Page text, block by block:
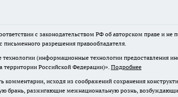
с законодательством РФ об авторском праве и
письменного разрешения правообладателя.
(информационные технологии предоставления
территории Российской Федерации)». Подробнее
комментарии, исходя из соображений сохранения
брань, разжигающие межнациональную рознь,